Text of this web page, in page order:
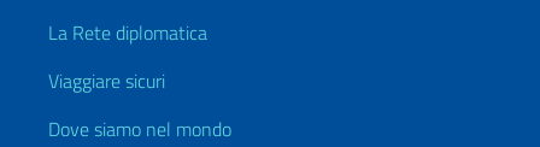
La Rete diplomatica
Viaggiare sicuri
Dove siamo nel mondo